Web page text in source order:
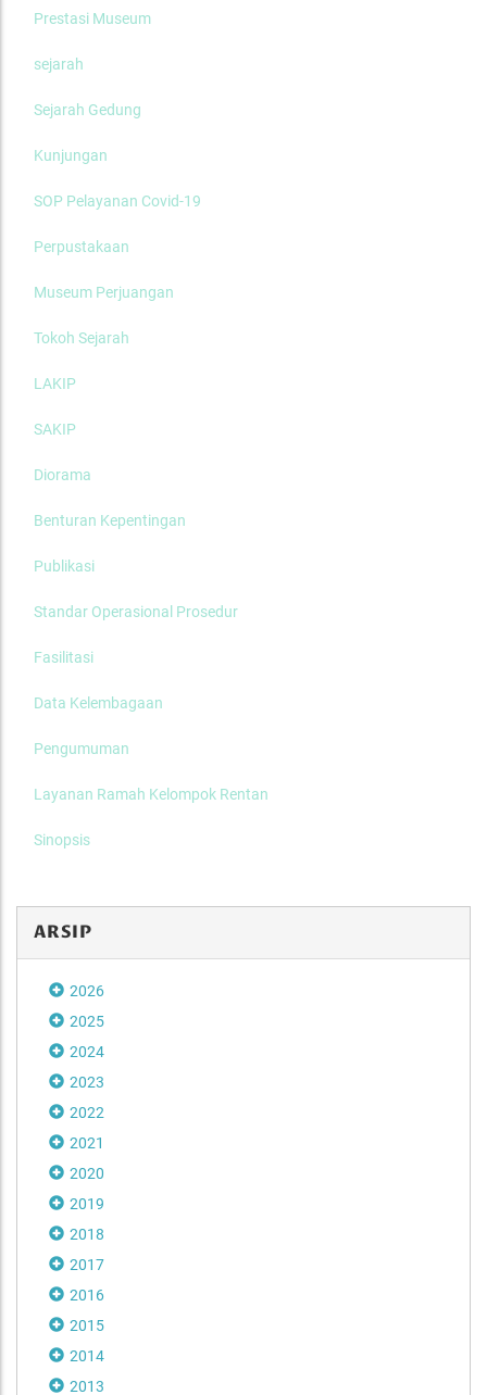
Prestasi Museum
sejarah
Sejarah Gedung
Kunjungan
SOP Pelayanan Covid-19
Perpustakaan
Museum Perjuangan
Tokoh Sejarah
LAKIP
SAKIP
Diorama
Benturan Kepentingan
Publikasi
Standar Operasional Prosedur
Fasilitasi
Data Kelembagaan
Pengumuman
Layanan Ramah Kelompok Rentan
Sinopsis
ARSIP
2026
2025
2024
2023
2022
2021
2020
2019
2018
2017
2016
2015
2014
2013